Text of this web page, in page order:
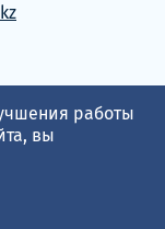
работы
вы